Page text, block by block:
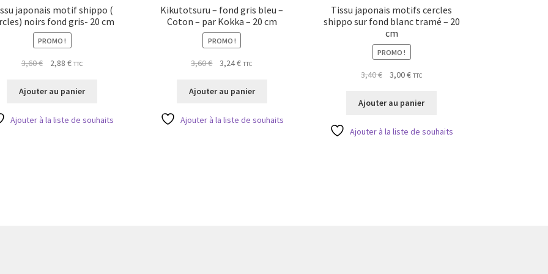
japonais motif shippo (
noirs fond gris- 20 cm
PROMO !
3,60€
Le
initial
3,60 €.
2,88 €Le
actuel
2,88 €.
TTC
Ajouter au panier
Ajouter à la liste de souhaits
Kikutotsuru – fond gris bleu –
Coton – par Kokka – 20 cm
PROMO !
3,60€
Le
initial
3,60 €.
3,24€Le
actuel
3,24 €.
TTC
Ajouter au panier
Ajouter à la liste de souhaits
Tissu japonais motifs cercles
shippo sur fond blanc tramé – 20
cm
PROMO !
3,40€
Le
initial
3,40 €.
3,00€Le
actuel
3,00 €.
TTC
Ajouter au panier
Ajouter à la liste de souhaits